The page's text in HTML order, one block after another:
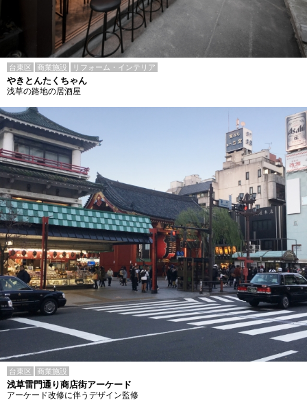
台東区 商業施設 リフォーム・インテリア
やきとんたくちゃん
浅草の路地の居酒屋
台東区 商業施設
浅草雷門通り商店街アーケード
アーケード改修に伴うデザイン監修